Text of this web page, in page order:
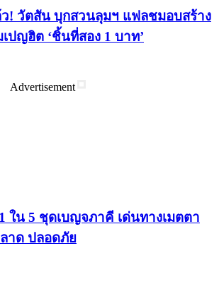
! วัตสัน บุกสวนลุมฯ แฟลชมอบสร้าง
ปญฮิต ‘ชิ้นที่สอง 1 บาท’
Advertisement
ใน 5​ ชุดเบญจ​ภาคี​ เด่นทางเมตตา​
าด​ ปลอดภัย​